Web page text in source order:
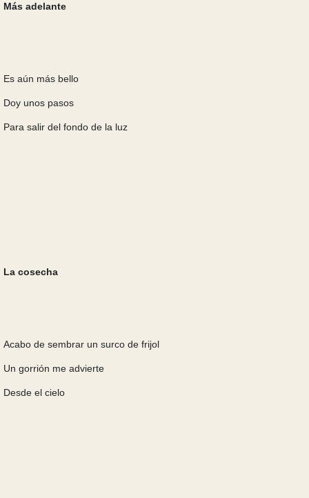
Más adelante
Es aún más bello
Doy unos pasos
Para salir del fondo de la luz
La cosecha
Acabo de sembrar un surco de frijol
Un gorrión me advierte
Desde el cielo